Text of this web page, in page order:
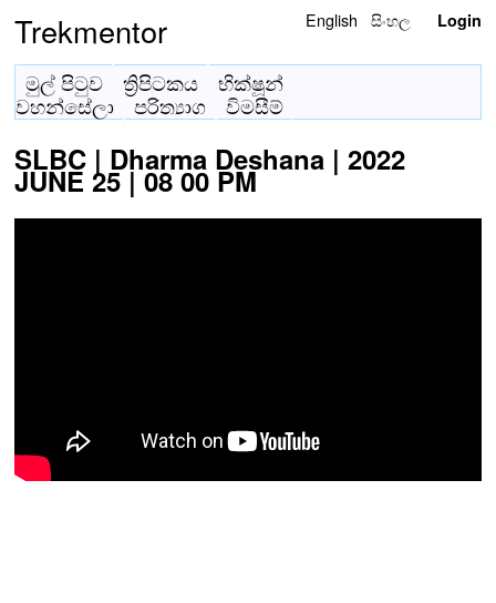
Trekmentor English සිංහල Login
මුල් පිටුව ත්‍රිපිටකය
භික්ෂූන්
වහන්සේලා
පරිත්‍යාග විමසීම්
SLBC | Dharma Deshana | 2022
JUNE 25 | 08 00 PM